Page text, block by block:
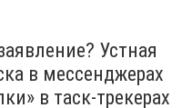
Устная
в мессенджерах
в таск-трекерах